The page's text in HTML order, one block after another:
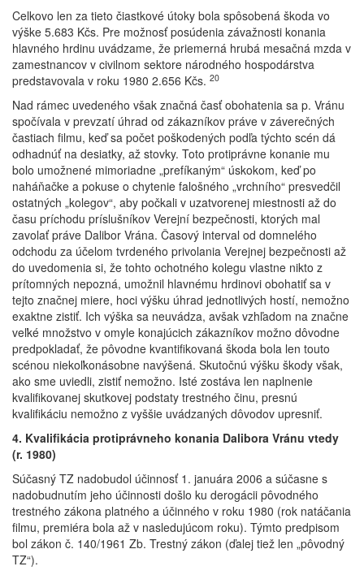
Celkovo len za tieto čiastkové útoky bola spôsobená škoda vo
výške 5.683 Kčs. Pre možnosť posúdenia závažnosti konania
hlavného hrdinu uvádzame, že priemerná hrubá mesačná mzda v
zamestnancov v civilnom sektore národného hospodárstva
predstavovala v roku 1980 2.656 Kčs. 20
Nad rámec uvedeného však značná časť obohatenia sa p. Vránu
spočívala v prevzatí úhrad od zákazníkov práve v záverečných
častiach filmu, keď sa počet poškodených podľa týchto scén dá
odhadnúť na desiatky, až stovky. Toto protiprávne konanie mu
bolo umožnené mimoriadne „prefíkaným“ úskokom, keď po
naháňačke a pokuse o chytenie falošného „vrchního“ presvedčil
ostatných „kolegov“, aby počkali v uzatvorenej miestnosti až do
času príchodu príslušníkov Verejní bezpečnosti, ktorých mal
zavolať práve Dalibor Vrána. Časový interval od domnelého
odchodu za účelom tvrdeného privolania Verejnej bezpečnosti až
do uvedomenia si, že tohto ochotného kolegu vlastne nikto z
prítomných nepozná, umožnil hlavnému hrdinovi obohatiť sa v
tejto značnej miere, hoci výšku úhrad jednotlivých hostí, nemožno
exaktne zistiť. Ich výška sa neuvádza, avšak vzhľadom na značne
veľké množstvo v omyle konajúcich zákazníkov možno dôvodne
predpokladať, že pôvodne kvantifikovaná škoda bola len touto
scénou niekoľkonásobne navýšená. Skutočnú výšku škody však,
ako sme uviedli, zistiť nemožno. Isté zostáva len naplnenie
kvalifikovanej skutkovej podstaty trestného činu, presnú
kvalifikáciu nemožno z vyššie uvádzaných dôvodov upresniť.
4. Kvalifikácia protiprávneho konania Dalibora Vránu vtedy
(r. 1980)
Súčasný TZ nadobudol účinnosť 1. januára 2006 a súčasne s
nadobudnutím jeho účinnosti došlo ku derogácii pôvodného
trestného zákona platného a účinného v roku 1980 (rok natáčania
filmu, premiéra bola až v nasledujúcom roku). Týmto predpisom
bol zákon č. 140/1961 Zb. Trestný zákon (ďalej tiež len „pôvodný
TZ“).